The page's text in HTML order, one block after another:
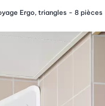
Ergo, triangles - 8 pièces